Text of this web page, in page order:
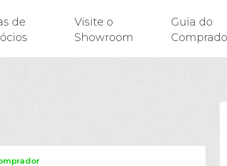
de
Visite o
Showroom
Guia do